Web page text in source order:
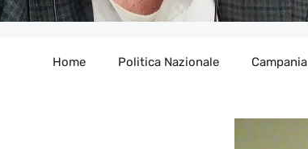
Home Politica Nazionale Campania